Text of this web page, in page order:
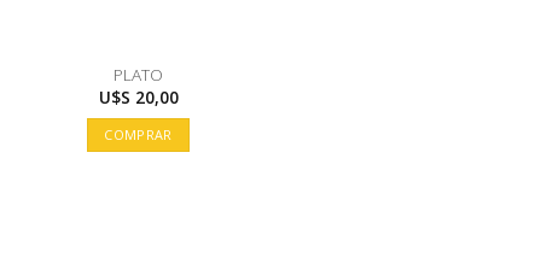
PLATO
U$S 20,00
COMPRAR